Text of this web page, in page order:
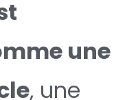
une
, une